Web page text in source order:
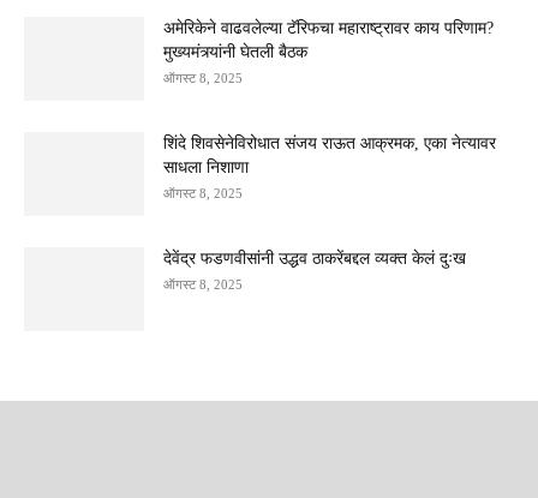
अमेरिकेने वाढवलेल्या टॅरिफचा महाराष्ट्रावर काय परिणाम?
मुख्यमंत्र्यांनी घेतली बैठक
ऑगस्ट 8, 2025
शिंदे शिवसेनेविरोधात संजय राऊत आक्रमक, एका नेत्यावर
साधला निशाणा
ऑगस्ट 8, 2025
देवेंद्र फडणवीसांनी उद्धव ठाकरेंबद्दल व्यक्त केलं दुःख
ऑगस्ट 8, 2025